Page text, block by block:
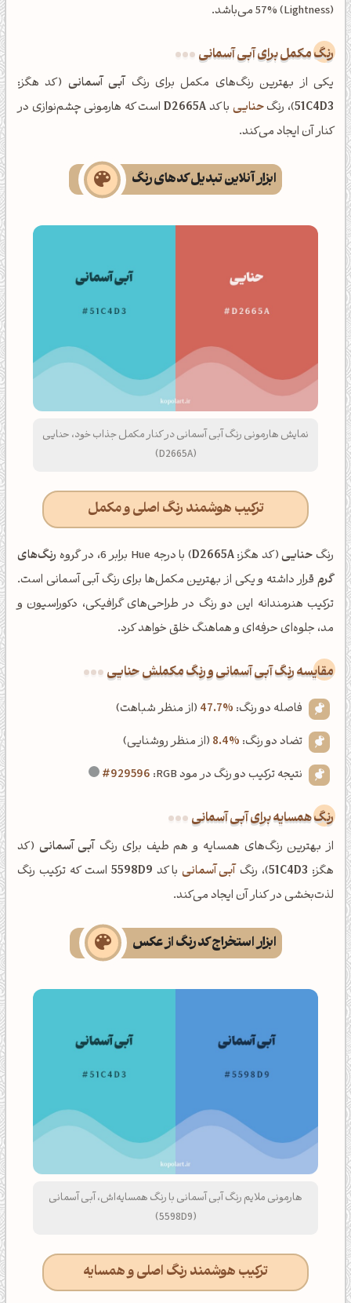
(Lightness) 57% می‌باشد.
رنگ مکمل برای آبی آسمانی
یکی از بهترین رنگ‌های مکمل برای رنگ آبی آسمانی (کد هگز:
51C4D3)، رنگحنایی با کدD2665A است که هارمونی چشم‌نوازی در
کنار آن ایجاد می‌کند.
ابزار آنلاین تبدیل کدهای رنگ
نمایش هارمونی رنگ آبی آسمانی در کنار مکمل جذاب خود، حنایی
(D2665A)
ترکیب هوشمند رنگ اصلی و مکمل
رنگحنایی(کد هگز:D2665A) با درجه Hue برابر 6، در گروه
رنگ‌های
گرم قرار داشته و یکی از بهترین مکمل‌ها برای رنگ آبی آسمانی است.
ترکیب هنرمندانه این دو رنگ در طراحی‌های گرافیکی، دکوراسیون و
مد، جلوه‌ای حرفه‌ای و هماهنگ خلق خواهد کرد.
‌مقایسه رنگ آبی آسمانی و رنگ مکملش حنایی
فاصله دو رنگ: 47.7% (از منظر شباهت)
تضاد دو رنگ: 8.4% (از منظر روشنایی)
نتیجه ترکیب دو رنگ در مود RGB:
#929596
رنگ همسایه برای آبی آسمانی
از بهترین رنگ‌های همسایه و هم طیف برای رنگ آبی آسمانی (کد
هگز: 51C4D3)، رنگ آبی آسمانیبا کد 5598D9 است که ترکیب رنگ
لذت‌بخشی در کنار آن ایجاد می‌کند.
ابزار استخراج کد رنگ از عکس
هارمونی ملایم رنگ آبی آسمانی با رنگ همسایه‌اش، آبی آسمانی
(5598D9)
ترکیب هوشمند رنگ اصلی و همسایه